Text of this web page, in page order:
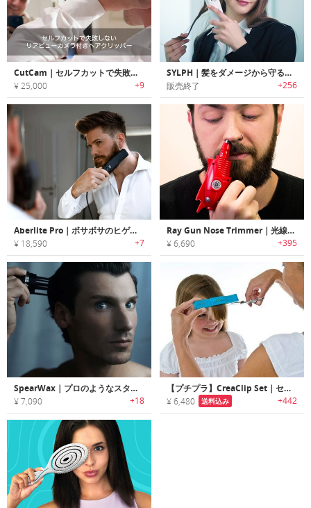
CutCam｜セルフカットで失敗しないリアビューカメラ付きヘアクリッパー「カットカム」
¥ 25,000 +9
SYLPH｜髪をダメージから守るポータブルスマートヘアドライヤー「シルフ」
販売終了 +256
Aberlite Pro｜ボサボサのヒゲをバッチリ決められるヘアーストレイナー「エーバーライトプロ」
¥ 18,590 +7
Ray Gun Nose Trimmer｜光線銃モチーフのメンズ鼻毛カッター
¥ 6,690 +395
SpearWax｜プロのようなスタイリングが可能なマジックコーム付きワックスセット「スピアワックス」
¥ 7,090 +18
【プチプラ】CreaClip Set｜セルフカットが上手にできるカット用ツールセット
¥ 6,480 送料込み +442